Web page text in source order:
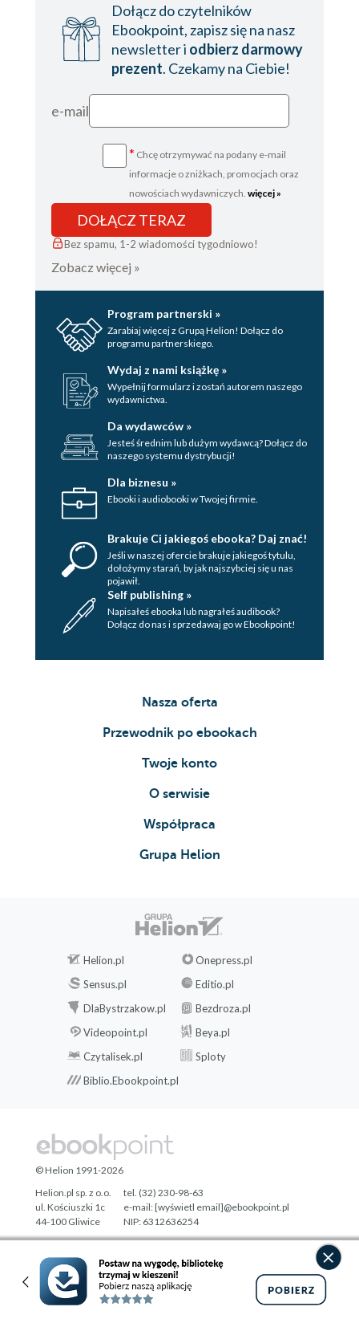
Dołącz do czytelników
Ebookpoint, zapisz się na nasz
newsletter i odbierz darmowy
prezent. Czekamy na Ciebie!
e-mail
* Chcę otrzymywać na podany e-mail
informacje o zniżkach, promocjach oraz
nowościach wydawniczych. więcej »
DOŁĄCZ TERAZ
Bez spamu, 1-2 wiadomości tygodniowo!
Zobacz więcej »
Program partnerski »
Zarabiaj więcej z Grupą Helion! Dołącz do
programu partnerskiego.
Wydaj z nami książkę »
Wypełnij formularz i zostań autorem naszego
wydawnictwa.
Da wydawców »
Jesteś średnim lub dużym wydawcą? Dołącz do
naszego systemu dystrybucji!
Dla biznesu »
Ebooki i audiobooki w Twojej firmie.
Brakuje Ci jakiegoś ebooka? Daj znać!
Jeśli w naszej ofercie brakuje jakiegoś tytulu,
dołożymy starań, by jak najszybciej się u nas
pojawił.
Self publishing »
Napisałeś ebooka lub nagrałeś audibook?
Dołącz do nas i sprzedawaj go w Ebookpoint!
Nasza oferta
Przewodnik po ebookach
Twoje konto
O serwisie
Współpraca
Grupa Helion
Helion.pl
Onepress.pl
Sensus.pl
Editio.pl
DlaBystrzakow.pl
Bezdroza.pl
Videopoint.pl
Beya.pl
Czytalisek.pl
Sploty
Biblio.Ebookpoint.pl
Designed with ♥ byTonik.pl
© Helion 1991-2026
Helion.pl sp. z o.o.
ul. Kościuszki 1c
44-100 Gliwice
tel. (32) 230-98-63
e-mail:[wyświetl email]@ebookpoint.pl
NIP: 6312636254
Regon: 241989027
Pełna wersja strony »